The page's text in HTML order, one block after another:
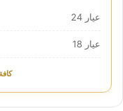
عيار 24
عيار 18